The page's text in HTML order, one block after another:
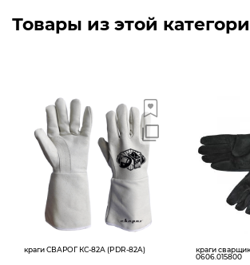
Товары из этой
краги СВАРОГ КС-82А (PDR-82A)
краги
0606.015800